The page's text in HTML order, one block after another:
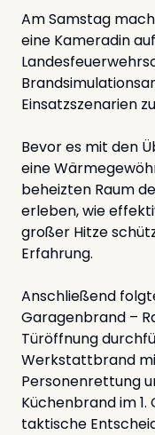
Am Samstag
eine Kameradin
Einsatzszenarien
Bevor es mit den
eine
beheizten Raum
erleben, wie
großer Hitze
Erfahrung.
Anschließend
Garagenbrand –
Türöffnung
Werkstattbrand
Personenrettung
Küchenbrand im 1.
taktische